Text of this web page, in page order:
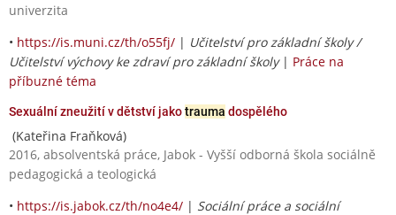
univerzita
• https://is.muni.cz/th/o55fj/ | Učitelství pro základní školy /
Učitelství výchovy ke zdraví pro základní školy| Práce na
příbuzné téma
Sexuální zneužití v dětství jakotrauma dospělého
(Kateřina Fraňková)
2016, absolventská práce, Jabok - Vyšší odborná škola sociálně
pedagogická a teologická
• https://is.jabok.cz/th/no4e4/ | Sociální práce a sociální